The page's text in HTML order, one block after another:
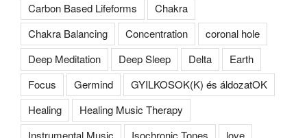
Carbon Based Lifeforms
Chakra
Chakra Balancing
Concentration
coronal hole
Deep Meditation
Deep Sleep Delta
Earth
Focus
Germind
GYILKOSOK(K) és áldozatOK
Healing
Healing Music Therapy
Instrumental Music
Isochronic Tones love